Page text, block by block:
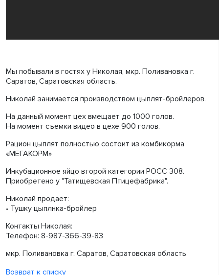
Мы побывали в гостях у Николая, мкр. Поливановка г.
Саратов, Саратовская область.
Николай занимается производством цыплят-бройлеров.
На данный момент цех вмещает до 1000 голов.
На момент съемки видео в цехе 900 голов.
Рацион цыплят полностью состоит из комбикорма
«МЕГАКОРМ»
Инкубационное яйцо второй категории РОСС 308.
Приобретено у "Татищевская Птицефабрика".
Николай продает:
• Тушку цыплнка-бройлер
Контакты Николая:
Телефон: 8-987-366-39-83
мкр. Поливановка г. Саратов, Саратовская область
Возврат к списку